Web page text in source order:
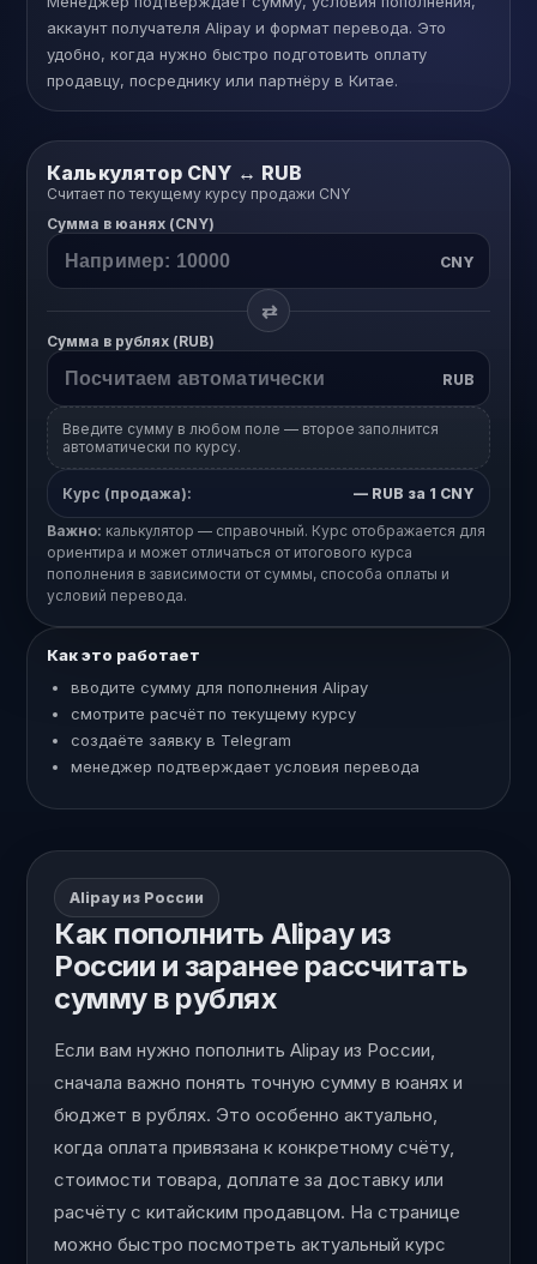
аккаунт получателя Alipay и формат перевода. Это
удобно, когда нужно быстро подготовить оплату
продавцу, посреднику или партнёру в Китае.
Калькулятор CNY ↔ RUB
Считает по текущему курсу продажи CNY
Сумма в юанях (CNY)
CNY
⇄
Сумма в рублях (RUB)
RUB
Введите сумму в любом поле — второе заполнится
автоматически по курсу.
Курс (продажа): — RUB за 1 CNY
Важно: калькулятор — справочный. Курс отображается для
ориентира и может отличаться от итогового курса
пополнения в зависимости от суммы, способа оплаты и
условий перевода.
Как это работает
вводите сумму для пополнения Alipay
смотрите расчёт по текущему курсу
создаёте заявку в Telegram
менеджер подтверждает условия перевода
Alipay из России
Как пополнить Alipay из
России и заранее рассчитать
сумму в рублях
Если вам нужно пополнить Alipay из России,
сначала важно понять точную сумму в юанях и
бюджет в рублях. Это особенно актуально,
когда оплата привязана к конкретному счёту,
стоимости товара, доплате за доставку или
расчёту с китайским продавцом. На странице
можно быстро посмотреть актуальный курс